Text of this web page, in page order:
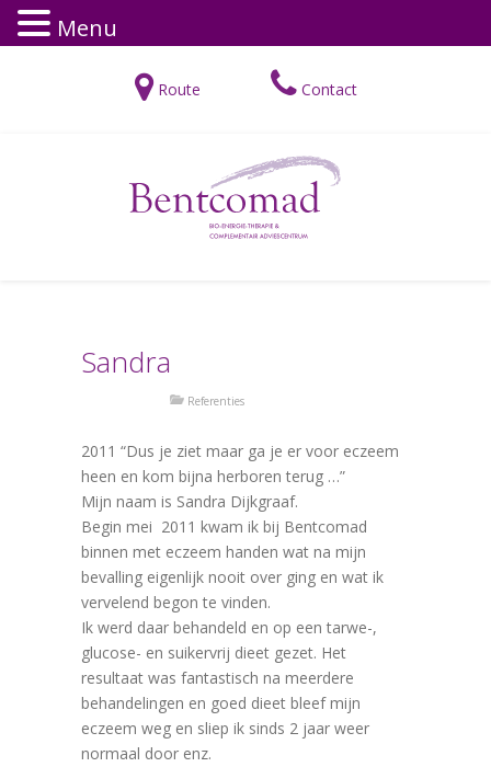
Route Contact
Sandra
Referenties
2011 “Dus je ziet maar ga je er voor eczeem
heen en kom bijna herboren terug …”
Mijn naam is Sandra Dijkgraaf.
Begin mei 2011 kwam ik bij Bentcomad
binnen met eczeem handen wat na mijn
bevalling eigenlijk nooit over ging en wat ik
vervelend begon te vinden.
Ik werd daar behandeld en op een tarwe-,
glucose- en suikervrij dieet gezet. Het
resultaat was fantastisch na meerdere
behandelingen en goed dieet bleef mijn
eczeem weg en sliep ik sinds 2 jaar weer
normaal door enz.
Menu